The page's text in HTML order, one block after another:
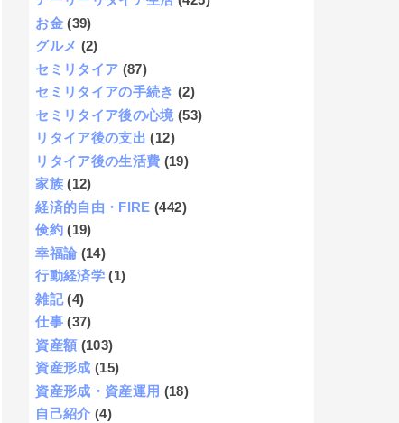
お金 (39)
グルメ (2)
セミリタイア (87)
セミリタイアの手続き (2)
セミリタイア後の心境 (53)
リタイア後の支出 (12)
リタイア後の生活費 (19)
家族 (12)
経済的自由・FIRE (442)
倹約 (19)
幸福論 (14)
行動経済学 (1)
雑記 (4)
仕事 (37)
資産額 (103)
資産形成 (15)
資産形成・資産運用 (18)
自己紹介 (4)